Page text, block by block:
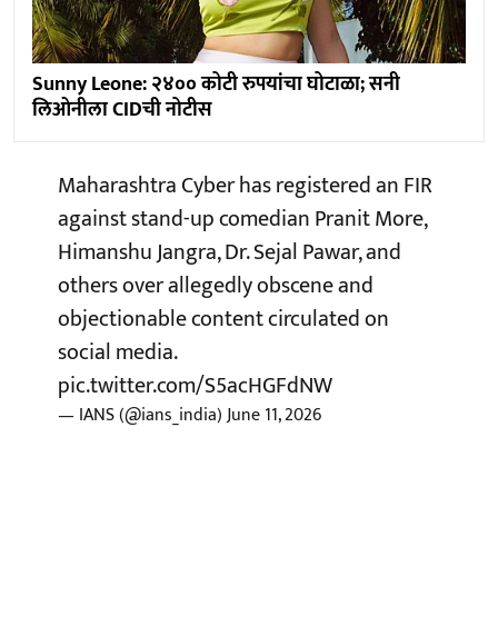
Sunny Leone: २४०० कोटी रुपयांचा घोटाळा; सनी
लिओनीला CIDची नोटीस
Maharashtra Cyber has registered an FIR
against stand-up comedian Pranit More,
Himanshu Jangra, Dr. Sejal Pawar, and
others over allegedly obscene and
objectionable content circulated on
social media.
pic.twitter.com/S5acHGFdNW
— IANS (@ians_india)June 11, 2026